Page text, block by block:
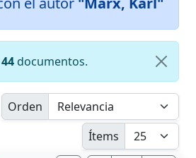
44documentos.
Orden
Ítems